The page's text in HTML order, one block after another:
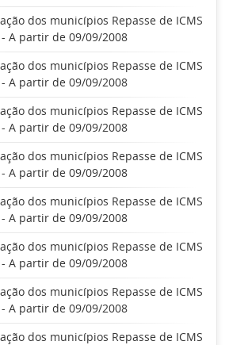
dos municípios Repasse de ICMS
- A partir de 09/09/2008
dos municípios Repasse de ICMS
- A partir de 09/09/2008
dos municípios Repasse de ICMS
- A partir de 09/09/2008
dos municípios Repasse de ICMS
- A partir de 09/09/2008
dos municípios Repasse de ICMS
- A partir de 09/09/2008
dos municípios Repasse de ICMS
- A partir de 09/09/2008
dos municípios Repasse de ICMS
- A partir de 09/09/2008
dos municípios Repasse de ICMS